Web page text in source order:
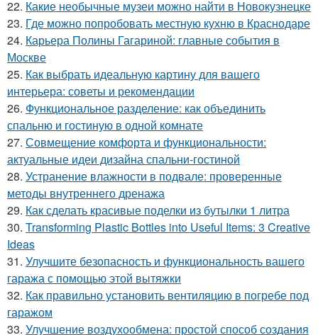
22. Какие необычные музеи можно найти в Новокузнецке
23. Где можно попробовать местную кухню в Краснодаре
24. Карьера Полины Гагариной: главные события в
Москве
25. Как выбрать идеальную картину для вашего
интерьера: советы и рекомендации
26. Функциональное разделение: как объединить
спальню и гостиную в одной комнате
27. Совмещение комфорта и функциональности:
актуальные идеи дизайна спальни-гостиной
28. Устранение влажности в подвале: проверенные
методы внутреннего дренажа
29. Как сделать красивые поделки из бутылки 1 литра
30. Transforming Plastic Bottles into Useful Items: 3 Creative
Ideas
31. Улучшите безопасность и функциональность вашего
гаража с помощью этой вытяжки
32. Как правильно установить вентиляцию в погребе под
гаражом
33. Улучшение воздухообмена: простой способ создания